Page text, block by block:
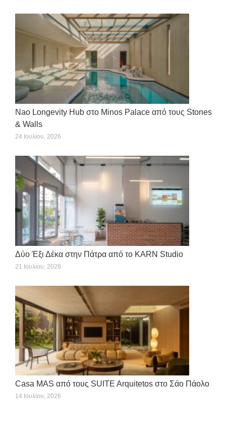
Nao Longevity Hub στο Minos Palace από τους Stones
& Walls
24 Ιουλίου, 2026
Δύο Έξι Δέκα στην Πάτρα από το KARN Studio
21 Ιουλίου, 2026
Casa MAS από τους SUITE Arquitetos στο Σάο Πάολο
14 Ιουλίου, 2026